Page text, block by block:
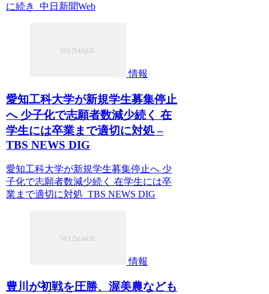
に続き 中日新聞Web
情報
愛知工科大学が新規学生募集停止
へ 少子化で志願者数減少続く 在
学生には卒業まで適切に対処 –
TBS NEWS DIG
愛知工科大学が新規学生募集停止へ 少
子化で志願者数減少続く 在学生には卒
業まで適切に対処 TBS NEWS DIG
情報
豊川が初戦を圧勝、渥美農なども